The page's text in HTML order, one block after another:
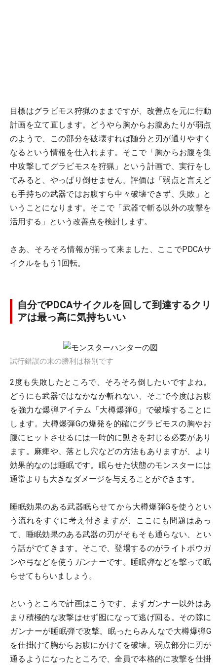
目標はグラビモス狩猟のままですが、改善点を元に行動
計画を立て直します。どうやら胸からお腹あたりが弱点
のようで、この部分を破壊すれば随分と刃が通りやすく
なるという情報を仕入れます。そこで「胸からお腹を集
中攻撃してグラビモスを狩猟」という計画で、実行をし
てみると、やっぱり倒せません。評価は「弱点と言えど
も手持ちの武器ではお腹すら中々破壊できず、失敗」と
いうことになります。そこで「武器で斬る以外の攻撃を
活用する」という改善点を検討します。
さあ、そろそろ情報が揃って来ました、ここでPDCAサ
イクルをもう1回転。
自分でPDCAサイクルを回して到達するクリ
アは最っ高に気持ちいい
試行錯誤の末の勝利は格別です
2度も失敗したところで、そろそろ倒したいですよね。
どうにも武器ではなかなか斬れない、そこで今度はお腹
を強力な爆弾アイテム「大樽爆弾G」で破壊することに
します。大樽爆弾Gの爆発を的確にグラビモスの胸やお
腹にヒットさせるには一時的に動きを封じる必要があり
ます。麻痺や、落とし穴などの方法もありますが、より
効果的なのは睡眠です。眠らせた状態のモンスターには
通常よりも大きなダメージを与えることができます。
睡眠効果のある武器眠らせてから大樽爆弾Gを使うとい
う流れをすぐに考え付きますが、ここにも問題はあっ
て、睡眠効果のある武器の刃がそもそも通らない、とい
う話がでてきます。そこで、登場するのがライトボウガ
ンや弓などを使うガンナーです。睡眠弾などを撃って眠
らせてもらいましょう。
というところで計画はこうです、まずガンナー以外はあ
まり積極的な攻撃はせず囮になって逃げ回る。その隙に
ガンナーが睡眠弾で攻撃。眠ったらみんなで大樽爆弾G
を仕掛けて胸からお腹にかけてを破壊。弱点部分に刃が
通るようになったところで、全員で本格的に攻撃を仕掛